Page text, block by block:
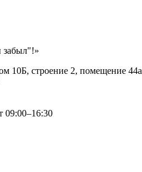
забыл"!»
10Б, строение 2, помещение 44а
09:00–16:30